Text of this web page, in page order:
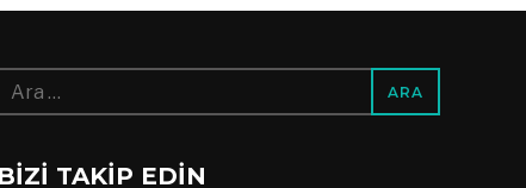
Arama:
BIZI TAKIP EDIN